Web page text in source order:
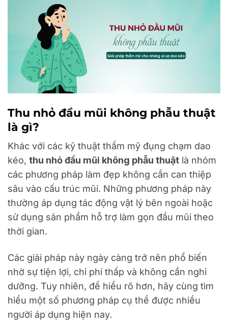
Thu nhỏ đầu mũi không phẫu thuật
là gì?
Khác với các kỹ thuật thẩm mỹ đụng chạm dao
kéo, thu nhỏ đầu mũi không phẫu thuật là nhóm
các phương pháp làm đẹp không cần can thiệp
sâu vào cấu trúc mũi. Những phương pháp này
thường áp dụng tác động vật lý bên ngoài hoặc
sử dụng sản phẩm hỗ trợ làm gọn đầu mũi theo
thời gian.
Các giải pháp này ngày càng trở nên phổ biến
nhờ sự tiện lợi, chi phí thấp và không cần nghỉ
dưỡng. Tuy nhiên, để hiểu rõ hơn, hãy cùng tìm
hiểu một số phương pháp cụ thể được nhiều
người áp dụng hiện nay.